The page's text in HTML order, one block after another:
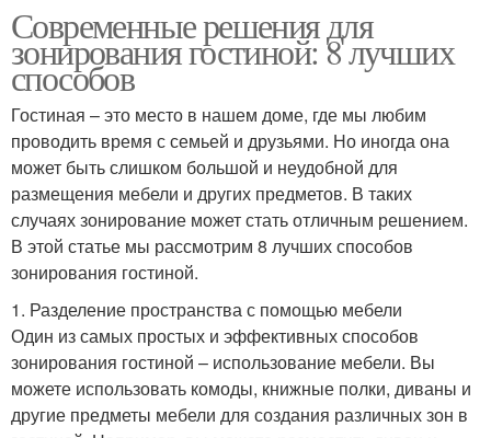
Современные решения для
зонирования гостиной: 8 лучших
способов
Гостиная – это место в нашем доме, где мы любим
проводить время с семьей и друзьями. Но иногда она
может быть слишком большой и неудобной для
размещения мебели и других предметов. В таких
случаях зонирование может стать отличным решением.
В этой статье мы рассмотрим 8 лучших способов
зонирования гостиной.
1. Разделение пространства с помощью мебели
Один из самых простых и эффективных способов
зонирования гостиной – использование мебели. Вы
можете использовать комоды, книжные полки, диваны и
другие предметы мебели для создания различных зон в